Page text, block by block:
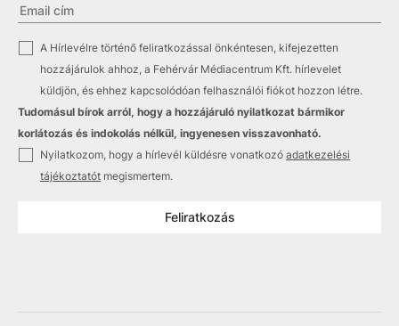
A Hírlevélre történő feliratkozással önkéntesen, kifejezetten
hozzájárulok ahhoz, a Fehérvár Médiacentrum Kft. hírlevelet
küldjön, és ehhez kapcsolódóan felhasználói fiókot hozzon létre.
Tudomásul bírok arról, hogy a hozzájáruló nyilatkozat bármikor
korlátozás és indokolás nélkül, ingyenesen visszavonható.
Nyilatkozom, hogy a hírlevél küldésre vonatkozó adatkezelési
tájékoztatót megismertem.
Feliratkozás